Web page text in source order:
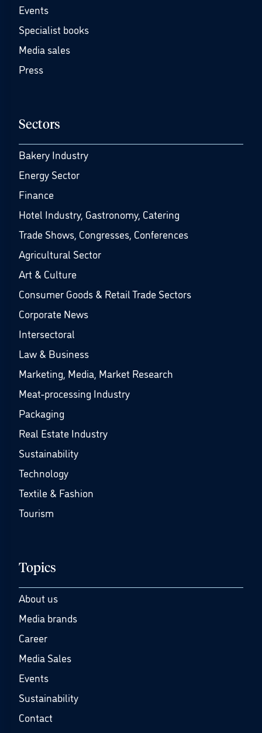
Events
Specialist books
Media sales
Press
Sectors
Bakery Industry
Energy Sector
Finance
Hotel Industry, Gastronomy, Catering
Trade Shows, Congresses, Conferences
Agricultural Sector
Art & Culture
Consumer Goods & Retail Trade Sectors
Corporate News
Intersectoral
Law & Business
Marketing, Media, Market Research
Meat-processing Industry
Packaging
Real Estate Industry
Sustainability
Technology
Textile & Fashion
Tourism
Topics
About us
Media brands
Career
Media Sales
Events
Sustainability
Contact